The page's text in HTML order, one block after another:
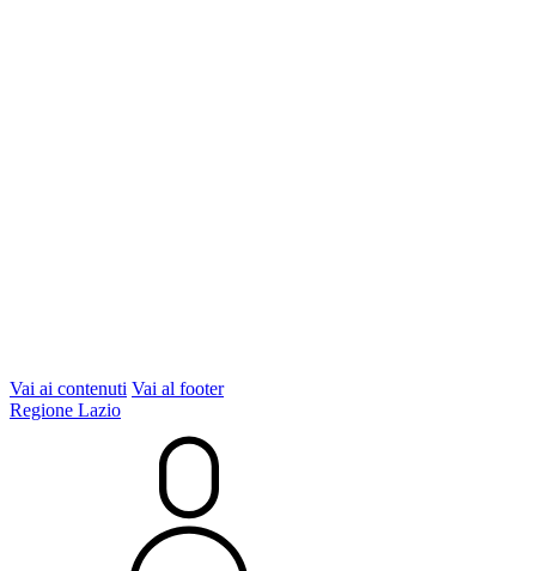
Vai ai contenuti Vai al footer
Regione Lazio